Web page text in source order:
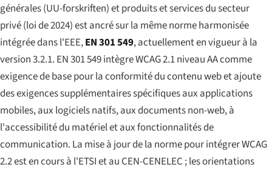
générales (UU-forskriften) et produits et services du secteur
privé (loi de 2024) est ancré sur la même norme harmonisée
intégrée dans l'EEE,EN 301 549, actuellement en vigueur à la
version 3.2.1. EN 301 549 intègre WCAG 2.1 niveau AA comme
exigence de base pour la conformité du contenu web et ajoute
des exigences supplémentaires spécifiques aux applications
mobiles, aux logiciels natifs, aux documents non-web, à
l'accessibilité du matériel et aux fonctionnalités de
communication. La mise à jour de la norme pour intégrer WCAG
2.2 est en cours à l'ETSI et au CEN-CENELEC ; les orientations